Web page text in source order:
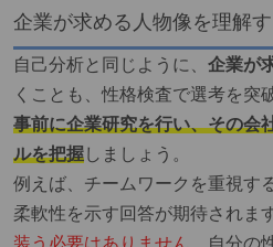
企業が求める人物像を理解
自己分析と同じように、 企業が
くことも、性格検査で選考を突
事前に企業研究を行い、その会
ルを把握しましょう。
例えば、チームワークを重視す
柔軟性を示す回答が期待されま